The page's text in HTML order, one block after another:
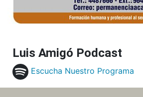
Luis Amigó Podcast
Escucha Nuestro Programa